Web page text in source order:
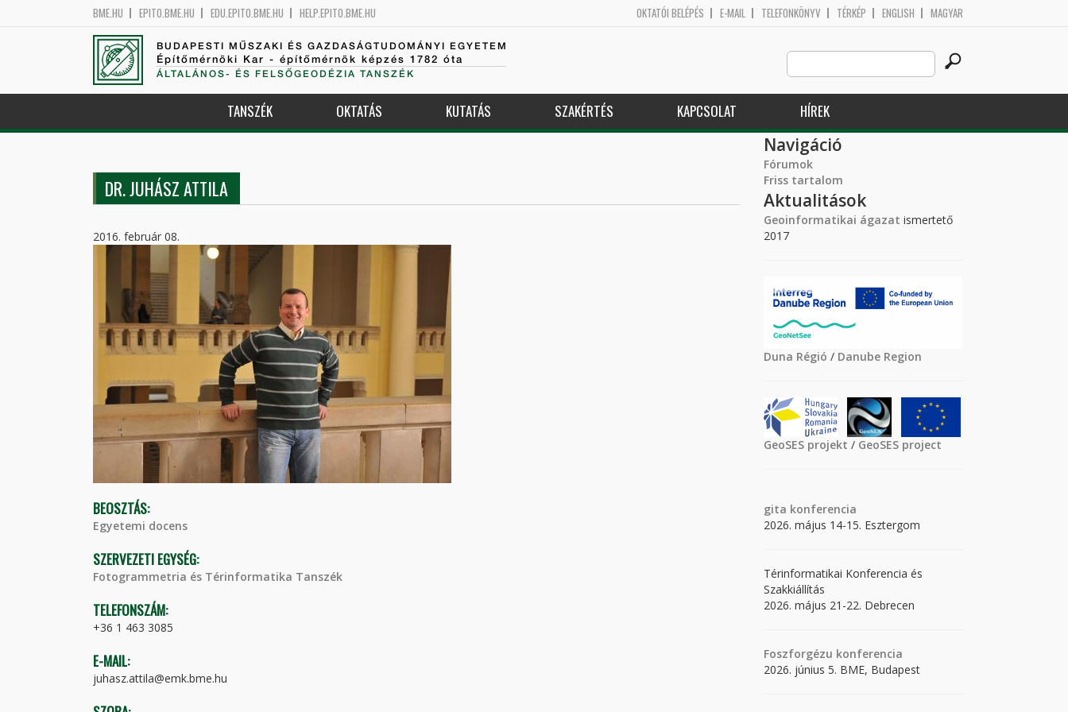
BME.HU EPITO.BME.HU EDU.EPITO.BME.HU HELP.EPITO.BME.HU OKTATÓI BELÉPÉS E-MAIL TELEFONKÖNYV TÉRKÉP ENGLISH MAGYAR
BUDAPESTI MŰSZAKI ÉS GAZDASÁGTUDOMÁNYI EGYETEM
Építőmérnöki Kar - építőmérnök képzés 1782 óta
ÁLTALÁNOS- ÉS FELSŐGEODÉZIA TANSZÉK
Search
this
site
TANSZÉK OKTATÁS KUTATÁS SZAKÉRTÉS KAPCSOLAT HÍREK
DR. JUHÁSZ ATTILA
2016. február 08.
BEOSZTÁS:
Egyetemi docens
SZERVEZETI EGYSÉG:
Fotogrammetria és Térinformatika Tanszék
TELEFONSZÁM:
+36 1 463 3085
E-MAIL:
juhasz.attila@emk.bme.hu
Navigáció
Fórumok
Friss tartalom
Aktualitások
Geoinformatikai ágazat ismertető
2017
Duna Régió / Danube Region
GeoSES projekt / GeoSES project
gita konferencia
2026. május 14-15. Esztergom
Térinformatikai Konferencia és
Szakkiállítás
2026. május 21-22. Debrecen
Foszforgézu konferencia
2026. június 5. BME, Budapest